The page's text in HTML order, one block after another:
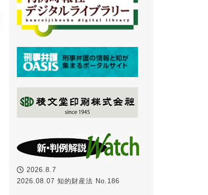
2026.8.7
2026.08.07 知的財産法 No.186